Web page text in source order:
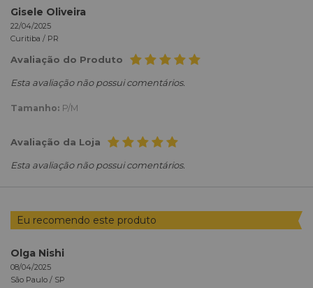
Gisele Oliveira
22/04/2025
Curitiba / PR
Avaliação do Produto
Esta avaliação não possui comentários.
Tamanho: P/M
Avaliação da Loja
Esta avaliação não possui comentários.
Eu recomendo este produto
Olga Nishi
08/04/2025
São Paulo / SP